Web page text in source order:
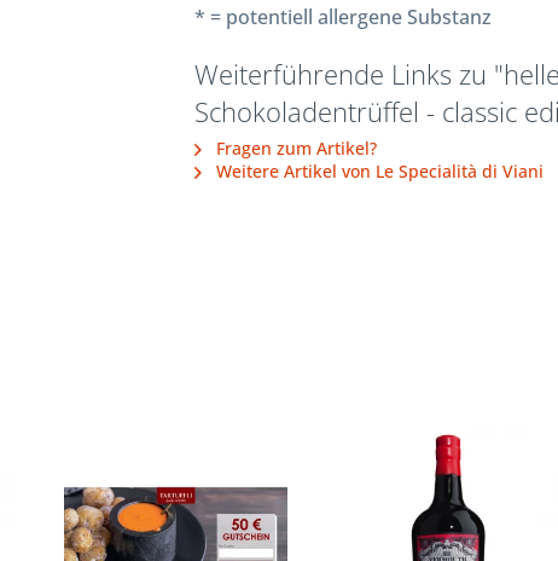
* = potentiell allergene Substanz
Weiterführende Links zu "helle
Schokoladentrüffel - classic
Fragen zum Artikel?
Weitere Artikel von Le Specialità di Viani